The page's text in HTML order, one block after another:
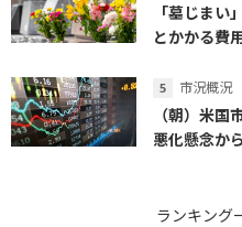
「墓じま
とかかる費
市況概況
（朝）米
悪化懸念か
ランキング